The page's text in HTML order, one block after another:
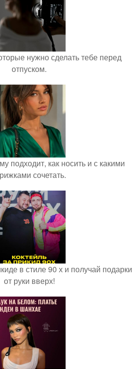
нужно сделать тебе перед
отпуском.
подходит, как носить и с какими
сочетать.
в стиле 90 х и получай подарки
от руки вверх!